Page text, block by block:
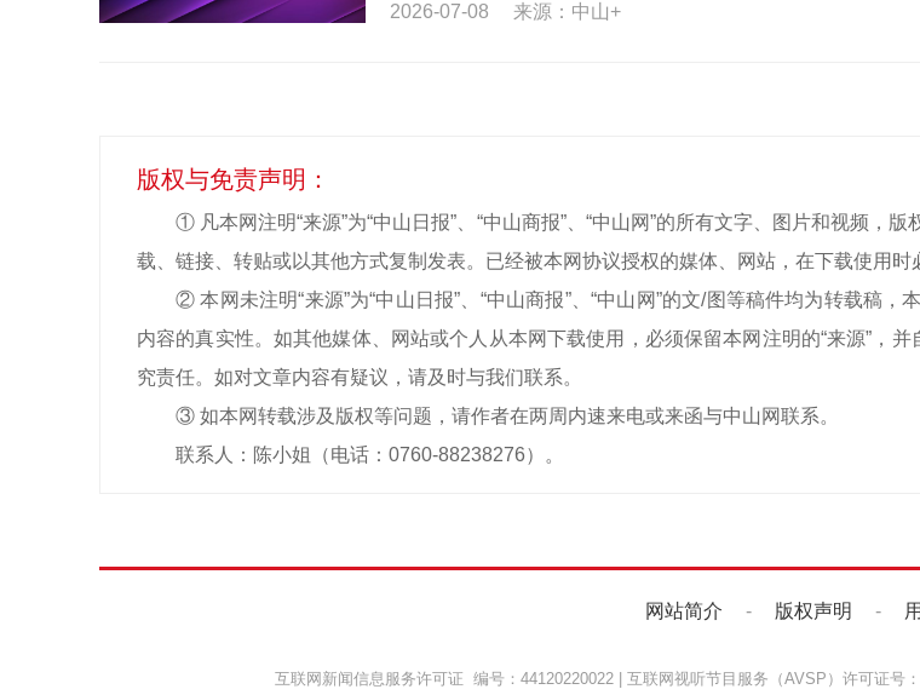
2026-07-08 来源：中山+
版权与免责声明：
① 凡本网注明“来源”为“中山日报”、“中山商报”、“中山网”的所有文字、图片和视频，
载、链接、转贴或以其他方式复制发表。已经被本网协议授权的媒体、网站，在下载使用时
② 本网未注明“来源”为“中山日报”、“中山商报”、“中山网”的文/图等稿件均为转载稿
内容的真实性。如其他媒体、网站或个人从本网下载使用，必须保留本网注明的“来源”，
究责任。如对文章内容有疑议，请及时与我们联系。
③ 如本网转载涉及版权等问题，请作者在两周内速来电或来函与中山网联系。
联系人：陈小姐（电话：0760-88238276）。
网站简介 - 版权声明 -
互联网新闻信息服务许可证 编号：44120220022 互联网视听节目服务（AVSP）许可证号